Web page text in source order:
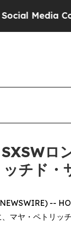
Media
ロ
チド
--
マヤ・ペトリッ